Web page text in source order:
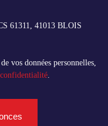
61311, 41013 BLOIS
vos données personnelles,
.